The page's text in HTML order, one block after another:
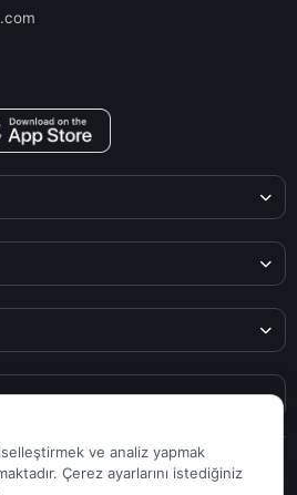
Tüm hakları saklıdır.
ve analiz yapmak
Çerez ayarlarını istediğiniz